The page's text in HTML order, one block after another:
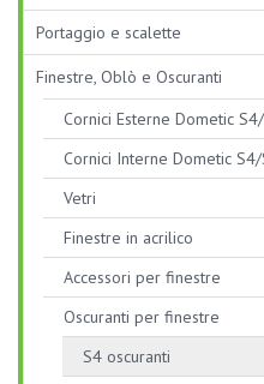
Portaggio e scalette
Finestre, Oblò e Oscuranti
Cornici Esterne Dometic
Cornici Interne Dometic
Vetri
Finestre in acrilico
Accessori per finestre
Oscuranti per finestre
S4 oscuranti